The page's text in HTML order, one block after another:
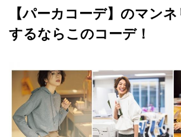
【パーカコーデ】のマン
するならこのコーデ！